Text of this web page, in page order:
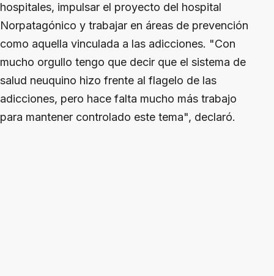
hospitales, impulsar el proyecto del hospital
Norpatagónico y trabajar en áreas de prevención
como aquella vinculada a las adicciones. "Con
mucho orgullo tengo que decir que el sistema de
salud neuquino hizo frente al flagelo de las
adicciones, pero hace falta mucho más trabajo
para mantener controlado este tema", declaró.